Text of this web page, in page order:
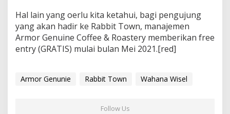
Hal lain yang oerlu kita ketahui, bagi pengujung
yang akan hadir ke Rabbit Town, manajemen
Armor Genuine Coffee & Roastery memberikan free
entry (GRATIS) mulai bulan Mei 2021.[red]
Armor Genunie Rabbit Town Wahana Wisel
Follow Us